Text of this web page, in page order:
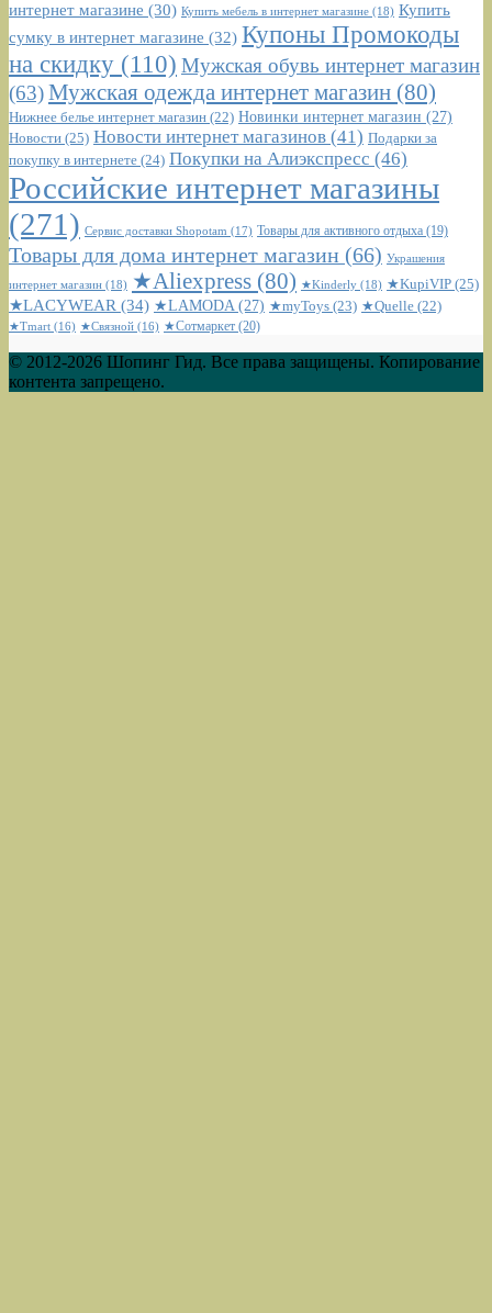
интернет магазине (30) Купить мебель в интернет магазине (18) Купить
сумку в интернет магазине (32) Купоны Промокоды
на скидку (110) Мужская обувь интернет магазин
(63)Мужская одежда интернет магазин (80)
Нижнее белье интернет магазин (22) Новинки интернет магазин (27)
Новости (25) Новости интернет магазинов (41) Подарки за
покупку в интернете (24) Покупки на Алиэкспресс (46)
Российские интернет магазины
(271) Сервис доставки Shopotam (17) Товары для активного отдыха (19)
Товары для дома интернет магазин (66) Украшения
интернет магазин (18) ★Aliexpress (80) ★Kinderly (18) ★KupiVIP (25)
★LACYWEAR (34) ★LAMODA(27) ★myToys (23) ★Quelle (22)
★Tmart (16) ★Связной (16) ★Сотмаркет (20)
© 2012-2026 Шопинг Гид. Все права защищены. Копирование
контента запрещено.